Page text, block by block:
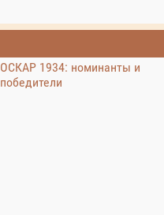
ОСКАР 1934: номинанты и
победители